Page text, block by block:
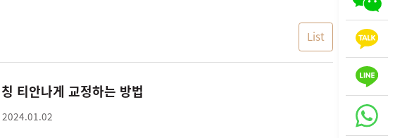
List
티안나게 교정하는 방법
2024.01.02